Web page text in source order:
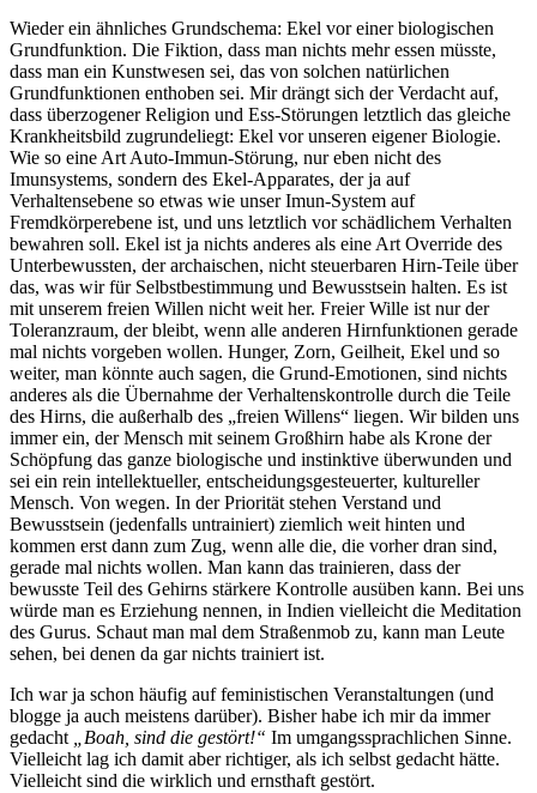
Wieder ein ähnliches Grundschema: Ekel vor einer biologischen
Grundfunktion. Die Fiktion, dass man nichts mehr essen müsste,
dass man ein Kunstwesen sei, das von solchen natürlichen
Grundfunktionen enthoben sei. Mir drängt sich der Verdacht auf,
dass überzogener Religion und Ess-Störungen letztlich das gleiche
Krankheitsbild zugrundeliegt: Ekel vor unseren eigener Biologie.
Wie so eine Art Auto-Immun-Störung, nur eben nicht des
Imunsystems, sondern des Ekel-Apparates, der ja auf
Verhaltensebene so etwas wie unser Imun-System auf
Fremdkörperebene ist, und uns letztlich vor schädlichem Verhalten
bewahren soll. Ekel ist ja nichts anderes als eine Art Override des
Unterbewussten, der archaischen, nicht steuerbaren Hirn-Teile über
das, was wir für Selbstbestimmung und Bewusstsein halten. Es ist
mit unserem freien Willen nicht weit her. Freier Wille ist nur der
Toleranzraum, der bleibt, wenn alle anderen Hirnfunktionen gerade
mal nichts vorgeben wollen. Hunger, Zorn, Geilheit, Ekel und so
weiter, man könnte auch sagen, die Grund-Emotionen, sind nichts
anderes als die Übernahme der Verhaltenskontrolle durch die Teile
des Hirns, die außerhalb des „freien Willens“ liegen. Wir bilden uns
immer ein, der Mensch mit seinem Großhirn habe als Krone der
Schöpfung das ganze biologische und instinktive überwunden und
sei ein rein intellektueller, entscheidungsgesteuerter, kultureller
Mensch. Von wegen. In der Priorität stehen Verstand und
Bewusstsein (jedenfalls untrainiert) ziemlich weit hinten und
kommen erst dann zum Zug, wenn alle die, die vorher dran sind,
gerade mal nichts wollen. Man kann das trainieren, dass der
bewusste Teil des Gehirns stärkere Kontrolle ausüben kann. Bei uns
würde man es Erziehung nennen, in Indien vielleicht die Meditation
des Gurus. Schaut man mal dem Straßenmob zu, kann man Leute
sehen, bei denen da gar nichts trainiert ist.
Ich war ja schon häufig auf feministischen Veranstaltungen (und
blogge ja auch meistens darüber). Bisher habe ich mir da immer
gedacht „Boah, sind die gestört!“ Im umgangssprachlichen Sinne.
Vielleicht lag ich damit aber richtiger, als ich selbst gedacht hätte.
Vielleicht sind die wirklich und ernsthaft gestört.